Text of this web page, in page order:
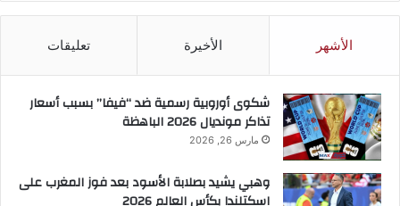
الأشهر الأخيرة تعليقات
شكوى أوروبية رسمية ضد “فيفا” بسبب أسعار
تذاكر مونديال 2026 الباهظة
مارس 26, 2026
وهبي يشيد بصلابة الأسود بعد فوز المغرب على